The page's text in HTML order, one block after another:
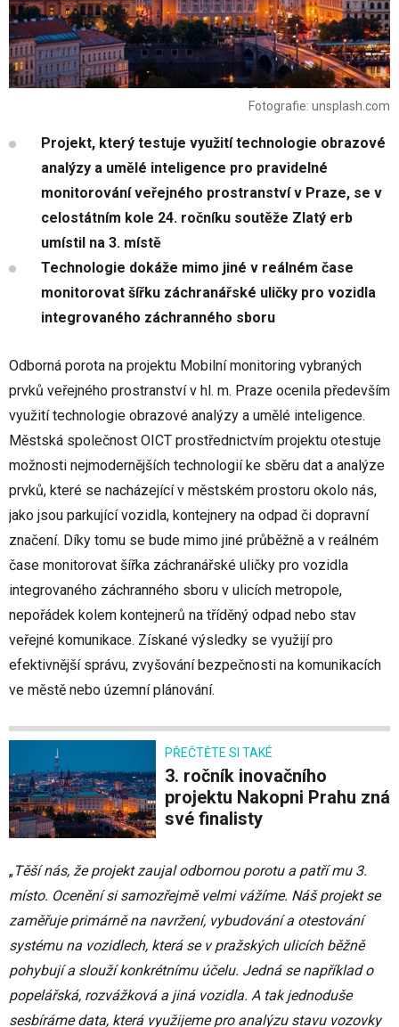
Fotografie: unsplash.com
Projekt, který testuje využití technologie obrazové
analýzy a umělé inteligence pro pravidelné
monitorování veřejného prostranství v Praze, se v
celostátním kole 24. ročníku soutěže Zlatý erb
umístil na 3. místě
Technologie dokáže mimo jiné v reálném čase
monitorovat šířku záchranářské uličky pro vozidla
integrovaného záchranného sboru
Odborná porota na projektu Mobilní monitoring vybraných
prvků veřejného prostranství v hl. m. Praze ocenila především
využití technologie obrazové analýzy a umělé inteligence.
Městská společnost OICT prostřednictvím projektu otestuje
možnosti nejmodernějších technologií ke sběru dat a analýze
prvků, které se nacházející v městském prostoru okolo nás,
jako jsou parkující vozidla, kontejnery na odpad či dopravní
značení. Díky tomu se bude mimo jiné průběžně a v reálném
čase monitorovat šířka záchranářské uličky pro vozidla
integrovaného záchranného sboru v ulicích metropole,
nepořádek kolem kontejnerů na tříděný odpad nebo stav
veřejné komunikace. Získané výsledky se využijí pro
efektivnější správu, zvyšování bezpečnosti na komunikacích
ve městě nebo územní plánování.
PŘEČTĚTE SI TAKÉ
3. ročník inovačního
projektu Nakopni Prahu zná
své finalisty
„Těší nás, že projekt zaujal odbornou porotu a patří mu 3.
místo. Ocenění si samozřejmě velmi vážíme. Náš projekt se
zaměřuje primárně na navržení, vybudování a otestování
systému na vozidlech, která se v pražských ulicích běžně
pohybují a slouží konkrétnímu účelu. Jedná se například o
popelářská, rozvážková a jiná vozidla. A tak jednoduše
sesbíráme data, která využijeme pro analýzu stavu vozovky